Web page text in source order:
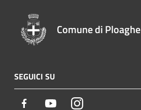
Comune di Ploaghe
SEGUICI SU
Facebook YoutubeInstagram